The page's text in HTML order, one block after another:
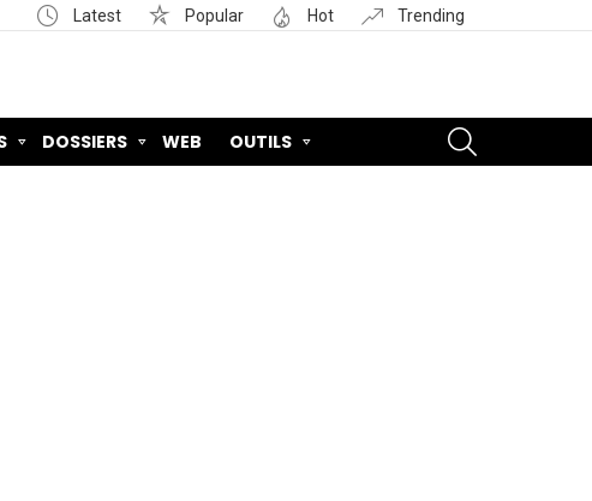
Latest Popular Hot Trending
DOSSIERS WEB OUTILS